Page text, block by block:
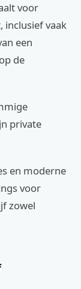
voor
inclusief vaak
een
de
private
en moderne
voor
zowel